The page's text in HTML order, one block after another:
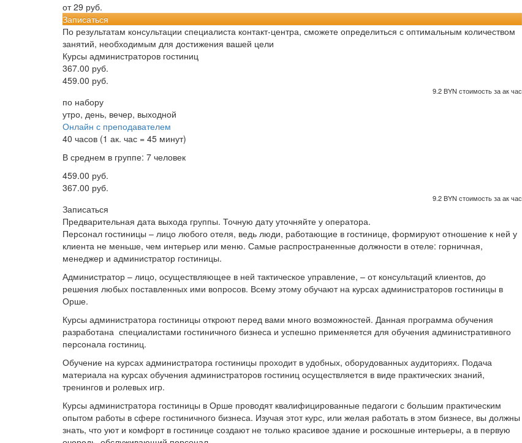
от 29 руб.
Записаться
По результатам консультации специалиста контакт-центра, сможете определиться с оптимальным количеством
занятий, необходимым для достижения вашей цели
Курсы администраторов гостиниц
367.00 руб.
459.00 руб.
9.2 BYN стоимость за ак час
по набору
утро, день, вечер, выходной
Онлайн с преподавателем
40 часов (1 ак. час = 45 минут)
В среднем в группе: 7 человек
459.00 руб.
367.00 руб.
9.2 BYN стоимость за ак час
Записаться
Предварительная дата выхода группы. Точную дату уточняйте у оператора.
Персонал гостиницы – лицо любого отеля, ведь люди, работающие в гостинице, формируют отношение к ней у
клиента не меньше, чем интерьер или меню. Самые распространенные должности в отеле: горничная,
менеджер и администратор гостиницы.
Администратор – лицо, осуществляющее в ней тактическое управление, – от консультаций клиентов, до
решения любых поставленных ими вопросов. Всему этому обучают на курсах администраторов гостиницы в
Орше.
Курсы администратора гостиницы откроют перед вами много возможностей. Данная программа обучения
разработана специалистами гостиничного бизнеса и успешно применяется для обучения административного
персонала гостиниц.
Обучение на курсах администратора гостиницы проходит в удобных, оборудованных аудиториях. Подача
материала на курсах обучения администраторов гостиниц осуществляется в виде практических знаний,
тренингов и ролевых игр.
Курсы администратора гостиницы в Орше проводят квалифицированные педагоги с большим практическим
опытом работы в сфере гостиничного бизнеса. Изучая этот курс, или желая работать в этом бизнесе, вы должны
знать, что уют и комфорт в гостинице создают не только красивое здание и роскошные интерьеры, а в первую